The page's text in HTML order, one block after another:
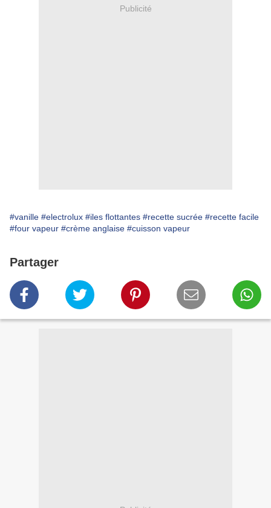
Publicité
#vanille #electrolux #iles flottantes #recette sucrée #recette facile
#four vapeur #crème anglaise #cuisson vapeur
Partager